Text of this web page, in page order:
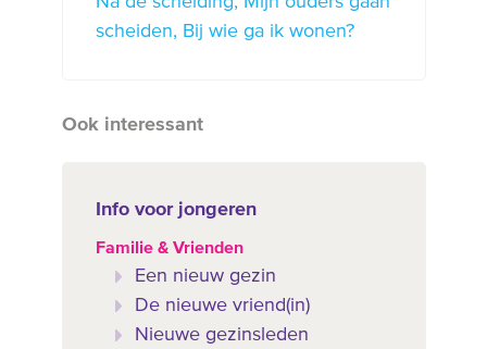
scheiden
Bij wie ga ik wonen?
Ook interessant
Info voor jongeren
Familie & Vrienden
Een nieuw gezin
De nieuwe vriend(in)
Nieuwe gezinsleden